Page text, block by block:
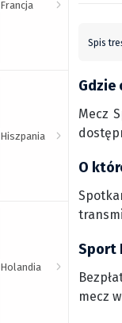
Francja
Hiszpania
Holandia
Spis
Gdzie
Mecz
O
Sport
mecz